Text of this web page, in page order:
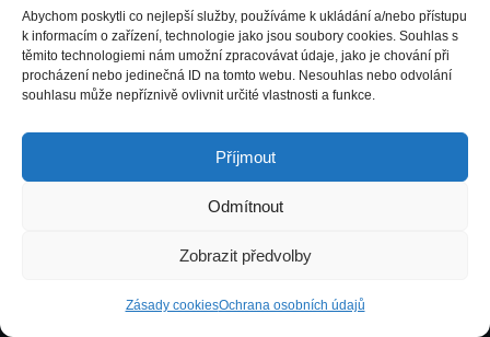
Abychom poskytli co nejlepší služby, používáme k ukládání a/nebo přístupu
k informacím o zařízení, technologie jako jsou soubory cookies. Souhlas s
těmito technologiemi nám umožní zpracovávat údaje, jako je chování při
procházení nebo jedinečná ID na tomto webu. Nesouhlas nebo odvolání
souhlasu může nepříznivě ovlivnit určité vlastnosti a funkce.
Příjmout
Odmítnout
Zobrazit předvolby
Zásady cookiesOchrana osobních údajů
Zásady cookies
| Běží naWordPress